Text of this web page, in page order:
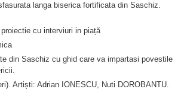
langa biserica fortificata din Saschiz.
cu interviuri in piață
din Saschiz cu ghid care va impartasi povestile
Artiști: Adrian IONESCU, Nuti DOROBANTU.